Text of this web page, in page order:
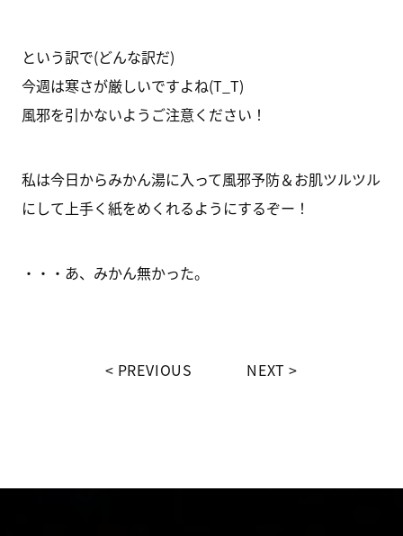
という訳で(どんな訳だ)
今週は寒さが厳しいですよね(T_T)
風邪を引かないようご注意ください！
私は今日からみかん湯に入って風邪予防＆お肌ツルツル
にして上手く紙をめくれるようにするぞー！
・・・あ、みかん無かった。
PREVIOUS NEXT